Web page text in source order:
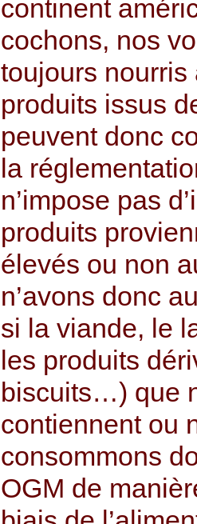
continent
cochons, nos
toujours nourris
produits issus
peuvent donc
la
n’impose pas
produits
élevés ou non
n’avons donc
si la viande, le
les produits
biscuits…) que
contiennent ou
consommons
OGM de